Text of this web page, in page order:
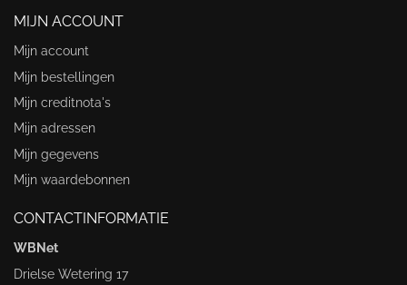
MIJN ACCOUNT
Mijn account
Mijn bestellingen
Mijn creditnota's
Mijn adressen
Mijn gegevens
Mijn waardebonnen
CONTACTINFORMATIE
WBNet
Drielse Wetering 17